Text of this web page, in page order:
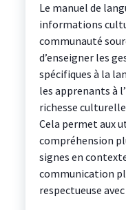
Le manuel de
informations
communauté
d’enseigner les
spécifiques à la
les apprenants à
richesse
Cela permet aux
compréhension
signes en
communication
respectueuse